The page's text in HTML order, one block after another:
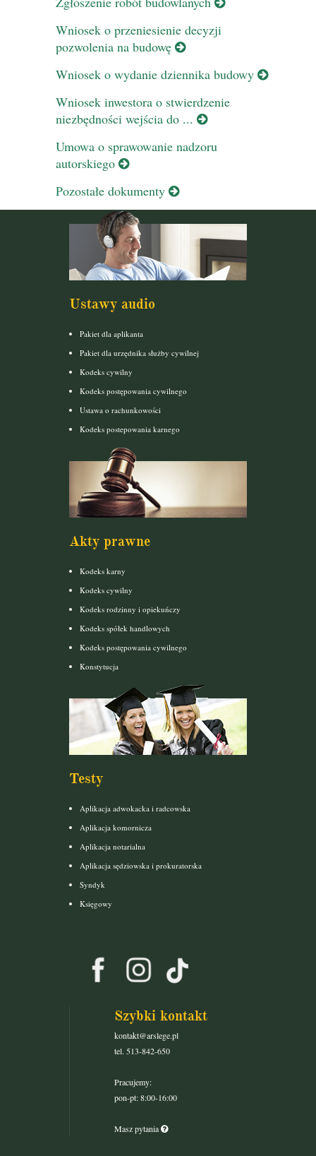
Wniosek o przeniesienie decyzji
pozwolenia na budowę
Wniosek o wydanie dziennika budowy
Wniosek inwestora o stwierdzenie
niezbędności wejścia do ...
Umowa o sprawowanie nadzoru
autorskiego
Pozostałe dokumenty
Ustawy audio
Pakiet dla aplikanta
Pakiet dla urzędnika służby cywilnej
Kodeks cywilny
Kodeks postępowania cywilnego
Ustawa o rachunkowości
Kodeks postepowania karnego
Akty prawne
Kodeks karny
Kodeks cywilny
Kodeks rodzinny i opiekuńczy
Kodeks spółek handlowych
Kodeks postępowania cywilnego
Konstytucja
Testy
Aplikacja adwokacka i radcowska
Aplikacja komornicza
Aplikacja notarialna
Aplikacja sędziowska i prokuratorska
Syndyk
Księgowy
Szybki kontakt
kontakt@arslege.pl
tel. 513-842-650
Pracujemy:
pon-pt: 8:00-16:00
Masz pytania